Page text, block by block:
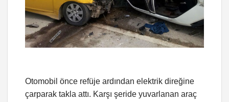
Otomobil önce refüje ardından elektrik direğine
çarparak takla attı. Karşı şeride yuvarlanan araç